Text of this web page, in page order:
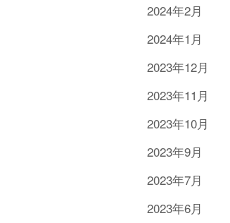
2024年2月
2024年1月
2023年12月
2023年11月
2023年10月
2023年9月
2023年7月
2023年6月